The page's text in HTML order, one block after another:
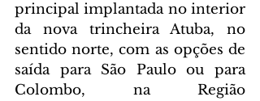
principal implantada no interior
da nova trincheira Atuba, no
sentido norte, com as opções de
saída para São Paulo ou para
Colombo, na Região